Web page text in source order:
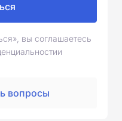
вы соглашаетесь
вопросы